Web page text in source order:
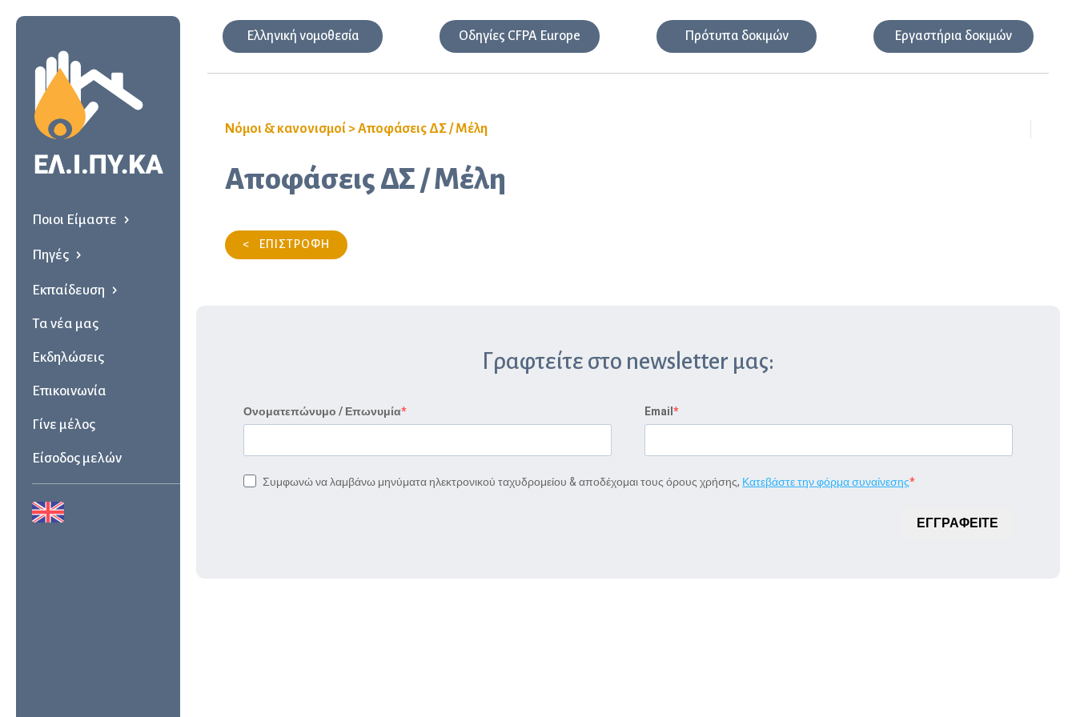
Ποιοι Είμαστε
Πηγές
Εκπαίδευση
Τα νέα μας
Εκδηλώσεις
Επικοινωνία
Γίνε μέλος
Είσοδος μελών
Ελληνική νομοθεσία Οδηγίες CFPA Europe Πρότυπα δοκιμών Εργαστήρια δοκιμών
Νόμοι & κανονισμοί> Αποφάσεις ΔΣ / Μέλη
Αποφάσεις ΔΣ / Μέλη
< ΕΠΙΣΤΡΟΦΗ
Γραφτείτε στο newsletter μας:
Ονοματεπώνυμο / Επωνυμία Email
Συμφωνώ να λαμβάνω μηνύματα ηλεκτρονικού ταχυδρομείου & αποδέχομαι τους όρους χρήσης, Κατεβάστε την φόρμα συναίνεσης
ΕΓΓΡΑΦΕΙΤΕ